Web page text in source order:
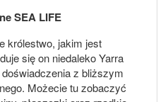
SEA LIFE
królestwo, jakim jest
się on niedaleko Yarra
z bliższym
Możecie tu zobaczyć